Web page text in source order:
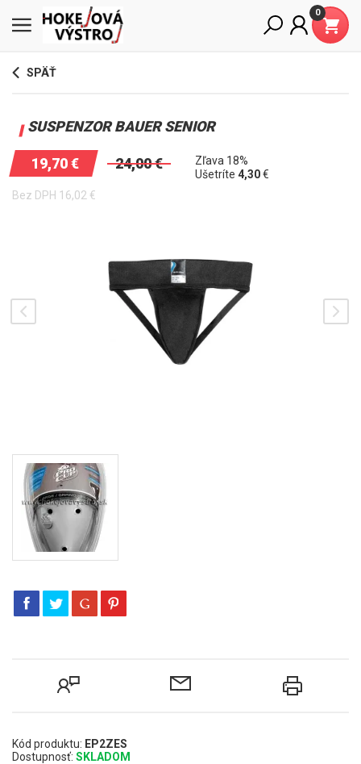
0
SPÄŤ
SUSPENZOR BAUER SENIOR
19,70€ 24,00€
Zľava 18%
Ušetríte 4,30€
Bez DPH 16,02 €
Kód produktu: EP2ZES
Dostupnosť: SKLADOM